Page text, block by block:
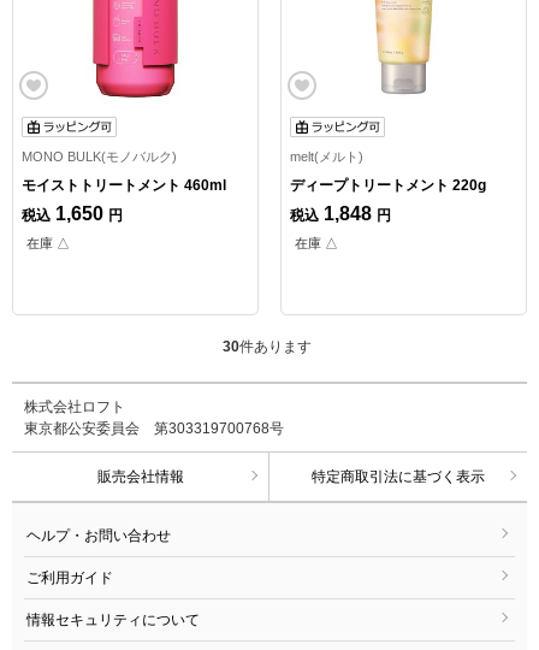
MONO BULK(モノバルク)
モイストトリートメント 460ml
税込 1,650 円
在庫 △
melt(メルト)
ディープトリートメント 220g
税込 1,848 円
在庫 △
30件あります
株式会社ロフト
東京都公安委員会 第303319700768号
販売会社情報 特定商取引法に基づく表示
ヘルプ・お問い合わせ
ご利用ガイド
情報セキュリティについて